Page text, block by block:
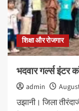
का
पौधरोपण
के
साथ
हुआ
शिक्षा और रोजगार
भदवार गर्ल्स इंटर
admin
उझानी। जिला